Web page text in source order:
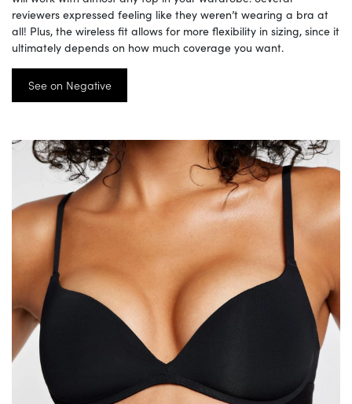
reviewers expressed feeling like they weren’t wearing a bra at
all! Plus, the wireless fit allows for more flexibility in sizing, since it
ultimately depends on how much coverage you want.
See on Negative